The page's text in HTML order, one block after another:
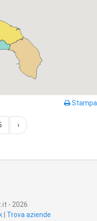
Stampa
›
- 2026
Trova aziende